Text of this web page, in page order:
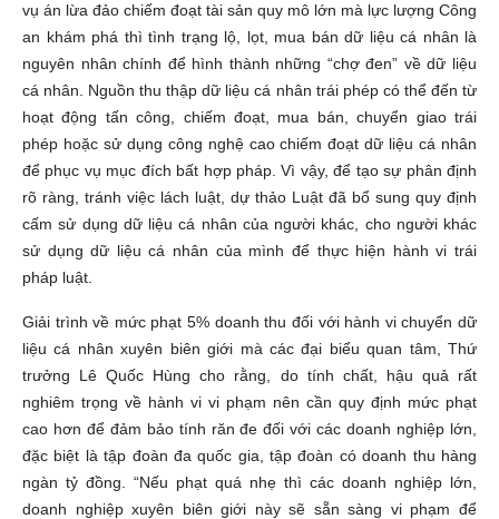
vụ án lừa đảo chiếm đoạt tài sản quy mô lớn mà lực lượng Công
an khám phá thì tình trạng lộ, lọt, mua bán dữ liệu cá nhân là
nguyên nhân chính để hình thành những “chợ đen” về dữ liệu
cá nhân. Nguồn thu thập dữ liệu cá nhân trái phép có thể đến từ
hoạt động tấn công, chiếm đoạt, mua bán, chuyển giao trái
phép hoặc sử dụng công nghệ cao chiếm đoạt dữ liệu cá nhân
để phục vụ mục đích bất hợp pháp. Vì vậy, để tạo sự phân định
rõ ràng, tránh việc lách luật, dự thảo Luật đã bổ sung quy định
cấm sử dụng dữ liệu cá nhân của người khác, cho người khác
sử dụng dữ liệu cá nhân của mình để thực hiện hành vi trái
pháp luật.
Giải trình về mức phạt 5% doanh thu đối với hành vi chuyển dữ
liệu cá nhân xuyên biên giới mà các đại biểu quan tâm, Thứ
trưởng Lê Quốc Hùng cho rằng, do tính chất, hậu quả rất
nghiêm trọng về hành vi vi phạm nên cần quy định mức phạt
cao hơn để đảm bảo tính răn đe đối với các doanh nghiệp lớn,
đặc biệt là tập đoàn đa quốc gia, tập đoàn có doanh thu hàng
ngàn tỷ đồng. “Nếu phạt quá nhẹ thì các doanh nghiệp lớn,
doanh nghiệp xuyên biên giới này sẽ sẵn sàng vi phạm để